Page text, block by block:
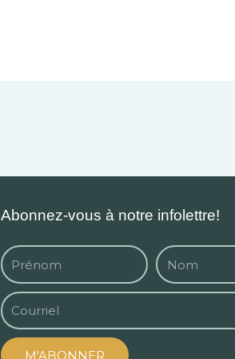
Abonnez-vous à notre infolettre!
M'ABONNER